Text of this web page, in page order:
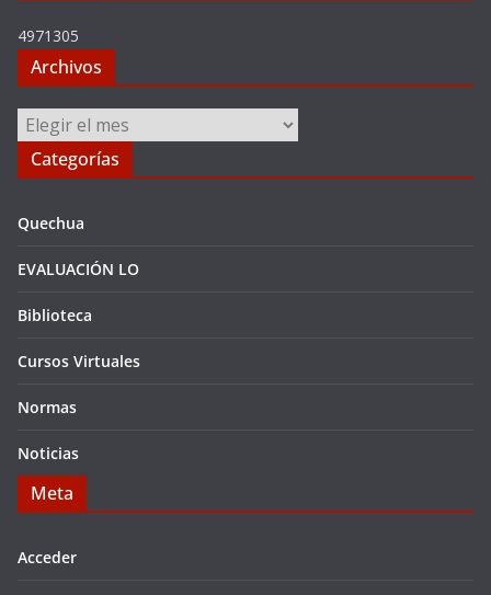
4971305
Archivos
Archivos
Categorías
Quechua
EVALUACIÓN LO
Biblioteca
Cursos Virtuales
Normas
Noticias
Meta
Acceder